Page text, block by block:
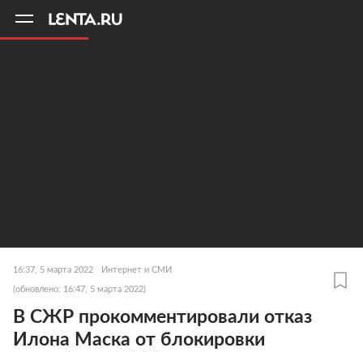
16:37, 5 марта 2022 Интернет и СМИ
(обновлено: 16:47, 5 марта 2022)
В СЖР прокомментировали отказ
Илона Маска от блокировки